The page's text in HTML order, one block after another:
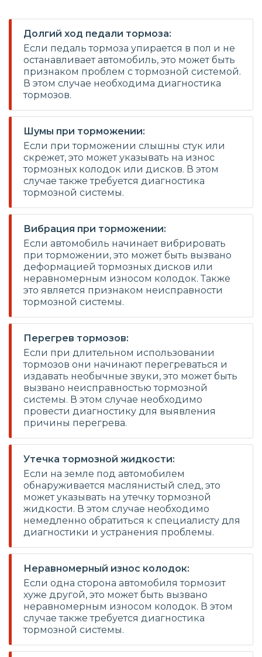
Долгий ход педали тормоза:
Если педаль тормоза упирается в пол и не
останавливает автомобиль, это может быть
признаком проблем с тормозной системой.
В этом случае необходима диагностика
тормозов.
Шумы при торможении:
Если при торможении слышны стук или
скрежет, это может указывать на износ
тормозных колодок или дисков. В этом
случае также требуется диагностика
тормозной системы.
Вибрация при торможении:
Если автомобиль начинает вибрировать
при торможении, это может быть вызвано
деформацией тормозных дисков или
неравномерным износом колодок. Также
это является признаком неисправности
тормозной системы.
Перегрев тормозов:
Если при длительном использовании
тормозов они начинают перегреваться и
издавать необычные звуки, это может быть
вызвано неисправностью тормозной
системы. В этом случае необходимо
провести диагностику для выявления
причины перегрева.
Утечка тормозной жидкости:
Если на земле под автомобилем
обнаруживается маслянистый след, это
может указывать на утечку тормозной
жидкости. В этом случае необходимо
немедленно обратиться к специалисту для
диагностики и устранения проблемы.
Неравномерный износ колодок:
Если одна сторона автомобиля тормозит
хуже другой, это может быть вызвано
неравномерным износом колодок. В этом
случае также требуется диагностика
тормозной системы.